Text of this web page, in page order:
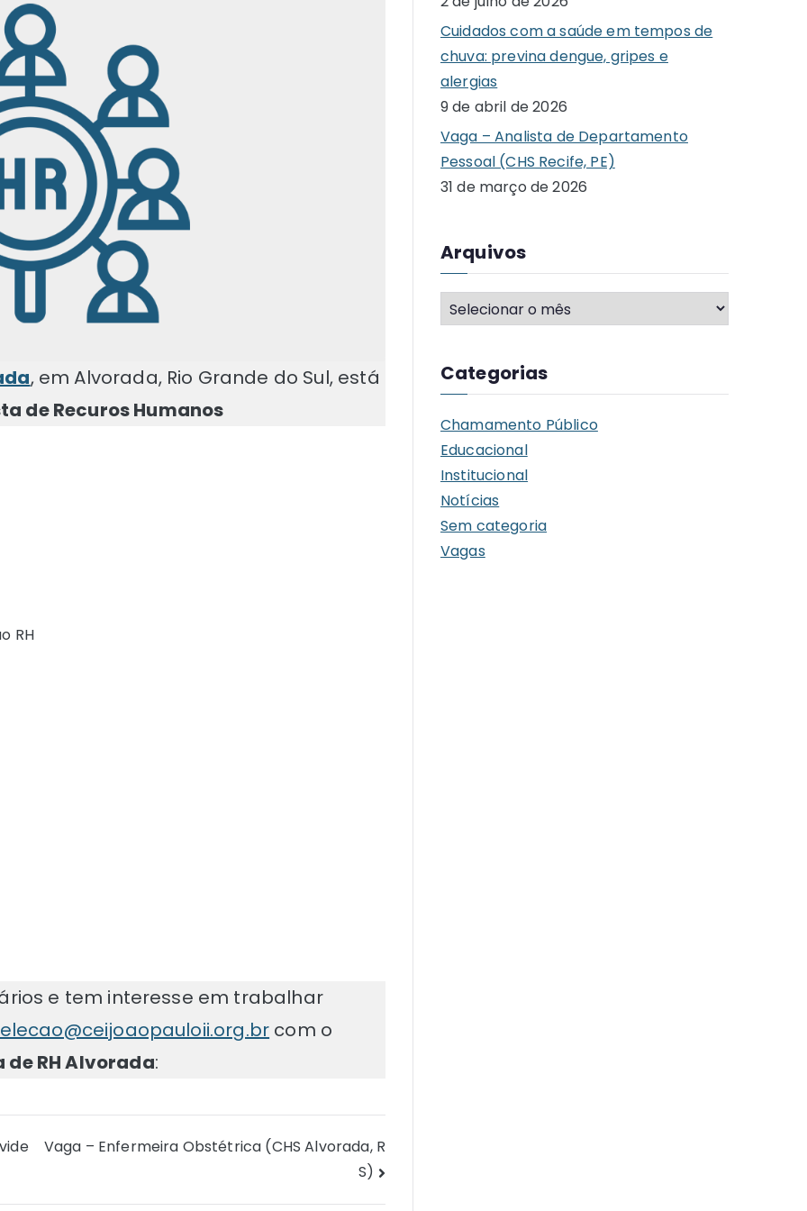
, em Alvorada, Rio Grande do Sul, está
de Recuros Humanos
RH
e tem interesse em trabalhar
com o
de RH Alvorada:
Vaga – Enfermeira Obstétrica (CHS Alvorada, R
S)
Cuidados com a saúde em tempos de
chuva: previna dengue, gripes e
alergias
9 de abril de 2026
Vaga – Analista de Departamento
Pessoal (CHS Recife, PE)
31 de março de 2026
Arquivos
A
r
u
v
o
s
Categorias
Chamamento Público
Educacional
Institucional
Notícias
Sem categoria
Vagas